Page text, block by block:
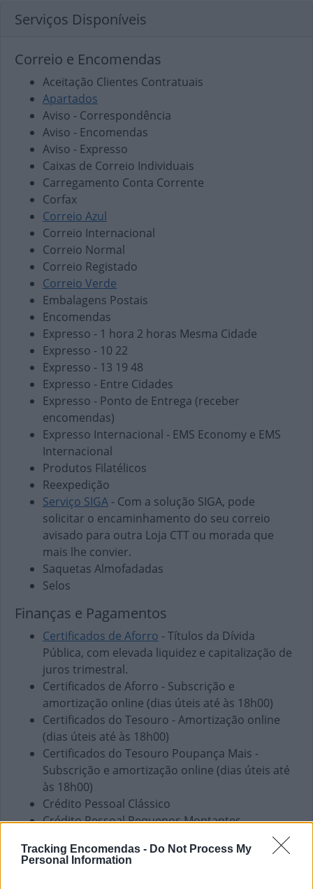
Tracking Encomendas - Do Not Process My
Personal Information
Serviços Disponíveis
Correio e Encomendas
Aceitação Clientes Contratuais
Apartados
Aviso - Correspondência
Aviso - Encomendas
Aviso - Expresso
Caixas de Correio Individuais
Carregamento Conta Corrente
Corfax
Correio Azul
Correio Internacional
Correio Normal
Correio Registado
Correio Verde
Embalagens Postais
Encomendas
Expresso - 1 hora 2 horas Mesma Cidade
Expresso - 10 22
Expresso - 13 19 48
Expresso - Entre Cidades
Expresso - Ponto de Entrega (receber
encomendas)
Expresso Internacional - EMS Economy e EMS
Internacional
Produtos Filatélicos
Reexpedição
Serviço SIGA - Com a solução SIGA, pode
solicitar o encaminhamento do seu correio
avisado para outra Loja CTT ou morada que
mais lhe convier.
Saquetas Almofadadas
Selos
Finanças e Pagamentos
Certificados de Aforro - Títulos da Dívida
Pública, com elevada liquidez e capitalização de
juros trimestral.
Certificados de Aforro - Subscrição e
amortização online (dias úteis até às 18h00)
Certificados do Tesouro - Amortização online
(dias úteis até às 18h00)
Certificados do Tesouro Poupança Mais -
Subscrição e amortização online (dias úteis até
às 18h00)
Crédito Pessoal Clássico
Crédito Pessoal Pequenos Montantes
Envio de vales - Nacionais